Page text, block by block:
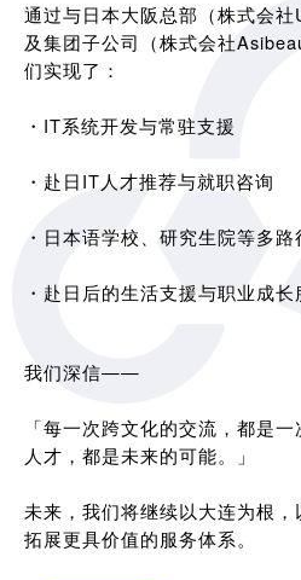
通过与日本大阪总部（株式会
及集团子公司（株式会社
们实现了：
・IT系统开发与常驻支援
・赴日IT人才推荐与就职咨询
・日本语学校、研究生院等多
・赴日后的生活支援与职业成长
我们深信——
「每一次跨文化的交流，都是
人才，都是未来的可能。」
未来，我们将继续以大连为根
拓展更具价值的服务体系。